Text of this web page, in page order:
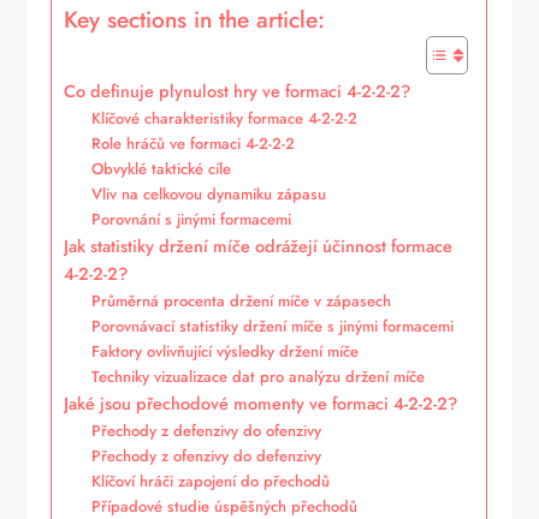
Key sections in the article:
Co definuje plynulost hry ve formaci 4-2-2-2?
Klíčové charakteristiky formace 4-2-2-2
Role hráčů ve formaci 4-2-2-2
Obvyklé taktické cíle
Vliv na celkovou dynamiku zápasu
Porovnání s jinými formacemi
Jak statistiky držení míče odrážejí účinnost formace
4-2-2-2?
Průměrná procenta držení míče v zápasech
Porovnávací statistiky držení míče s jinými formacemi
Faktory ovlivňující výsledky držení míče
Techniky vizualizace dat pro analýzu držení míče
Jaké jsou přechodové momenty ve formaci 4-2-2-2?
Přechody z defenzivy do ofenzivy
Přechody z ofenzivy do defenzivy
Klíčoví hráči zapojení do přechodů
Případové studie úspěšných přechodů